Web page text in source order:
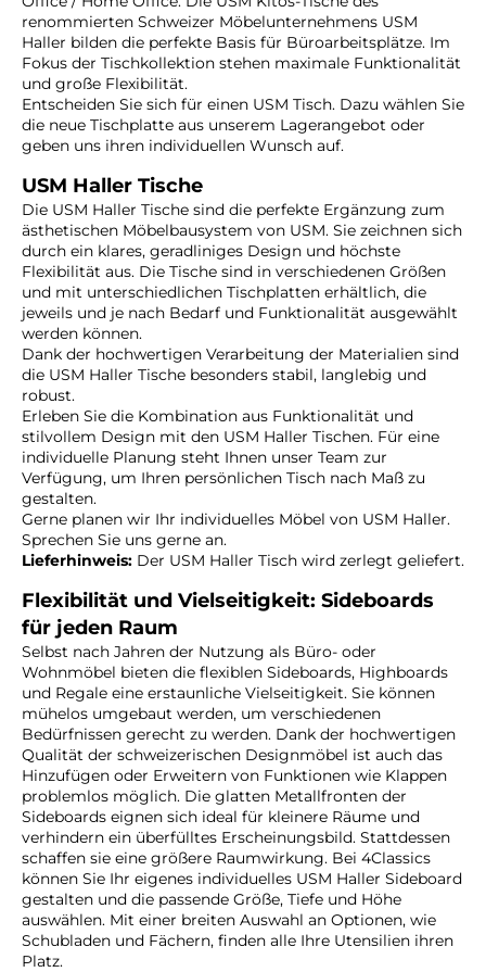
renommierten Schweizer Möbelunternehmens USM
Haller bilden die perfekte Basis für Büroarbeitsplätze. Im
Fokus der Tischkollektion stehen maximale Funktionalität
und große Flexibilität.
Entscheiden Sie sich für einen USM Tisch. Dazu wählen Sie
die neue Tischplatte aus unserem Lagerangebot oder
geben uns ihren individuellen Wunsch auf.
USM Haller Tische
Die USM Haller Tische sind die perfekte Ergänzung zum
ästhetischen Möbelbausystem von USM. Sie zeichnen sich
durch ein klares, geradliniges Design und höchste
Flexibilität aus. Die Tische sind in verschiedenen Größen
und mit unterschiedlichen Tischplatten erhältlich, die
jeweils und je nach Bedarf und Funktionalität ausgewählt
werden können.
Dank der hochwertigen Verarbeitung der Materialien sind
die USM Haller Tische besonders stabil, langlebig und
robust.
Erleben Sie die Kombination aus Funktionalität und
stilvollem Design mit den USM Haller Tischen. Für eine
individuelle Planung steht Ihnen unser Team zur
Verfügung, um Ihren persönlichen Tisch nach Maß zu
gestalten.
Gerne planen wir Ihr individuelles Möbel von USM Haller.
Sprechen Sie uns gerne an.
Lieferhinweis: Der USM Haller Tisch wird zerlegt geliefert.
Flexibilität und Vielseitigkeit: Sideboards
für jeden Raum
Selbst nach Jahren der Nutzung als Büro- oder
Wohnmöbel bieten die flexiblen Sideboards, Highboards
und Regale eine erstaunliche Vielseitigkeit. Sie können
mühelos umgebaut werden, um verschiedenen
Bedürfnissen gerecht zu werden. Dank der hochwertigen
Qualität der schweizerischen Designmöbel ist auch das
Hinzufügen oder Erweitern von Funktionen wie Klappen
problemlos möglich. Die glatten Metallfronten der
Sideboards eignen sich ideal für kleinere Räume und
verhindern ein überfülltes Erscheinungsbild. Stattdessen
schaffen sie eine größere Raumwirkung. Bei 4Classics
können Sie Ihr eigenes individuelles USM Haller Sideboard
gestalten und die passende Größe, Tiefe und Höhe
auswählen. Mit einer breiten Auswahl an Optionen, wie
Schubladen und Fächern, finden alle Ihre Utensilien ihren
Platz.